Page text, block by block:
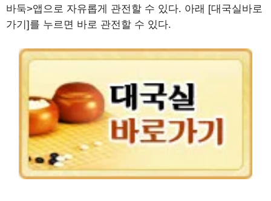
바둑>앱으로 자유롭게 관전할 수 있다. 아래 [대국실바로
가기]를 누르면 바로 관전할 수 있다.